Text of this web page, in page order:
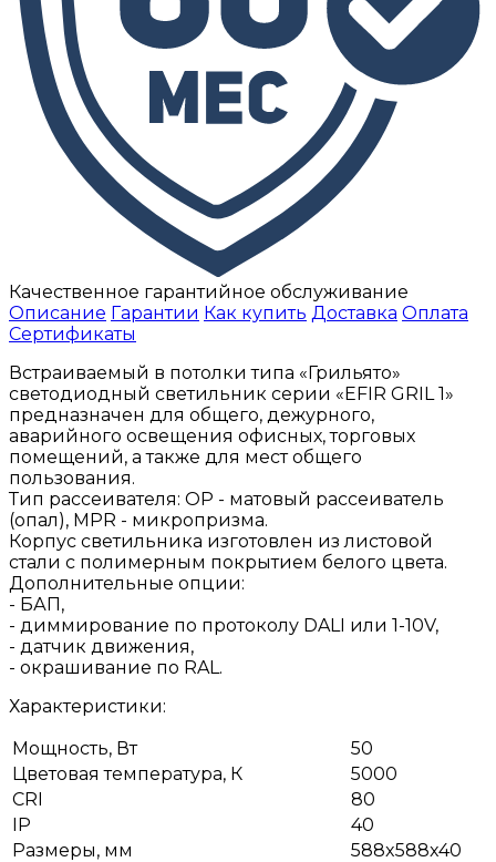
Качественное гарантийное обслуживание
Описание Гарантии Как купить Доставка Оплата
Сертификаты
Встраиваемый в потолки типа «Грильято»
светодиодный светильник серии «EFIR GRIL 1»
предназначен для общего, дежурного,
аварийного освещения офисных, торговых
помещений, а также для мест общего
пользования.
Тип рассеивателя: ОР - матовый рассеиватель
(опал), MPR - микропризма.
Корпус светильника изготовлен из листовой
стали с полимерным покрытием белого цвета.
Дополнительные опции:
- БАП,
- диммирование по протоколу DALI или 1-10V,
- датчик движения,
- окрашивание по RAL.
Характеристики:
Мощность, Вт
50
Цветовая температура, К
5000
CRI
80
IP
40
Размеры, мм
588x588x40